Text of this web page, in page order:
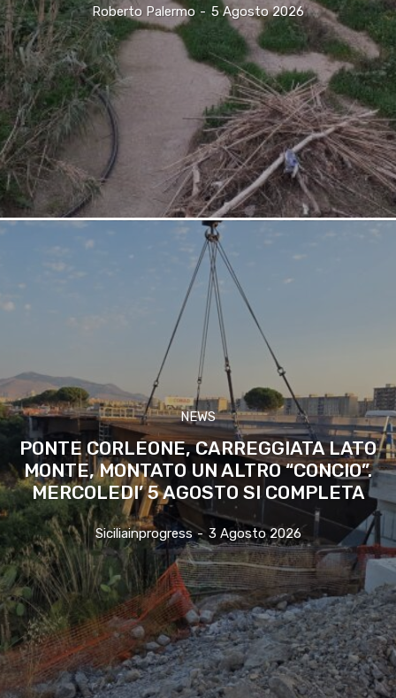
Roberto Palermo - 5 Agosto 2026
NEWS
PONTE CORLEONE, CARREGGIATA LATO
MONTE, MONTATO UN ALTRO “CONCIO”.
MERCOLEDI’ 5 AGOSTO SI COMPLETA
Siciliainprogress - 3 Agosto 2026